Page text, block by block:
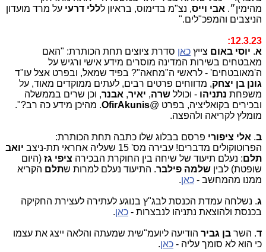
מהימין״. אבי וייס, נצ"מ בדימוס, בראיון לללי דרעי על מרד מועדון
הניצבים והמפכ"לים."
12.3.23:
א. יוסי באום צייץ כאן סדרת ציוצים תחת הכותרת: "האם
מאבטחים בשירות המדינה מוסרים מידע אישי ורגיש על
ה'מאובטחים' - לראשי ה"מחאה"? בפיד שמאל, ובפרט אצל עו"ד
גונן בן יצחק, מדווחים פרטים רבים, לעתים ממוקדים מאוד, על
משפחת נתניהו - וכולל שרה, יאיר, אבנר, וכן שרים בממשלה
ובכירים בקואליציה, בפרט @OfirAkunis. מהיכן מידע כה רב?".
מומלץ לקריאה ולהפצה.
ב. אלי ציפורי פרסם בבלוג שלו כתבה תחת הכותרת:
הפרוטוקולים מדברים! עבירה מס' 15 שעליה אחראי תת-ניצב
יואב
תלם: נעלם תיעוד של שיחה בין החוקרת הבכירה ציפי גז (היום
שופטת) לבין שלמה פילבר. התיעוד נעלם למרות שתלם הקריא
ממנו מהמחשב - כאן.
ג. נשלחה עמדת הכנסת לבג"ץ בנוגע לעתירה לעצירת החקיקה
בכנסת ולהוצאת נתניהו לנבצרות - כאן.
ד. השר בן גביר הודיעה ליועמ"שית שמעתה והלאה ייצג את עצמו
כי הוא לא סומך עליה - כאן.